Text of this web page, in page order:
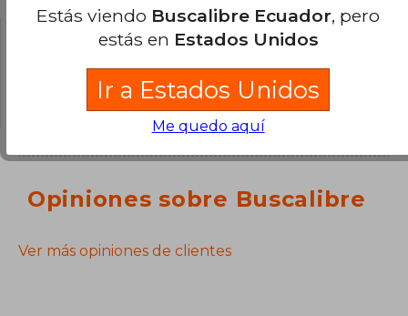
para poder agregar tu propia pregunta.
Opiniones sobre Buscalibre
Ver más opiniones de clientes
Estás viendo Buscalibre Ecuador, pero
estás en Estados Unidos
Ir a Estados Unidos
Me quedo aquí